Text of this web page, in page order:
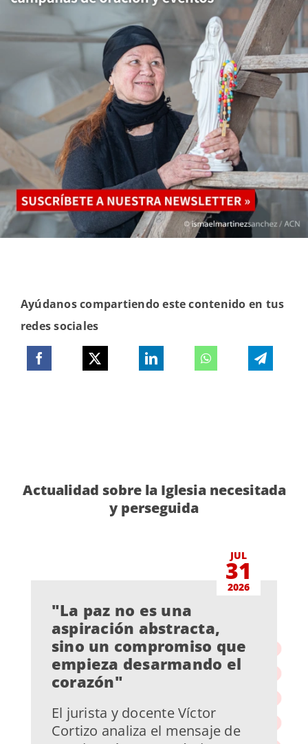
Ayúdanos compartiendo este contenido en tus
redes sociales
Actualidad sobre la Iglesia necesitada
y perseguida
JUL
31
2026
"La paz no es una
aspiración abstracta,
sino un compromiso que
empieza desarmando el
corazón"
El jurista y docente Víctor
Cortizo analiza el mensaje de